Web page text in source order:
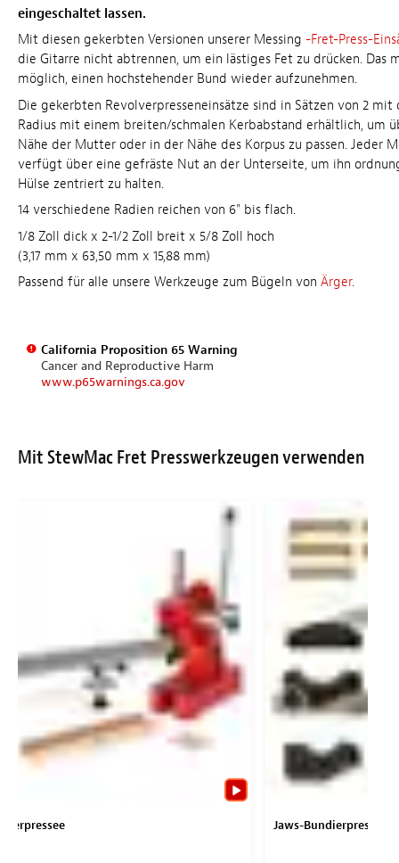
eingeschaltet lassen.
Mit diesen gekerbten Versionen unserer Messing -Fret-Press-
die Gitarre nicht abtrennen, um ein lästiges Fet zu drücken. Das
möglich, einen hochstehender Bund wieder aufzunehmen.
Die gekerbten Revolverpresseneinsätze sind in Sätzen von 2 mit
Radius mit einem breiten/schmalen Kerbabstand erhältlich, um
Nähe der Mutter oder in der Nähe des Korpus zu passen. Jeder
verfügt über eine gefräste Nut an der Unterseite, um ihn
Hülse zentriert zu halten.
14 verschiedene Radien reichen von 6" bis flach.
1/8 Zoll dick x 2-1/2 Zoll breit x 5/8 Zoll hoch
(3,17 mm x 63,50 mm x 15,88 mm)
Passend für alle unsere Werkzeuge zum Bügeln von Ärger.
California Proposition 65 Warning
Cancer and Reproductive Harm
www.p65warnings.ca.gov
Mit StewMac Fret Presswerkzeugen verwenden
Jaws-Bundierpresse